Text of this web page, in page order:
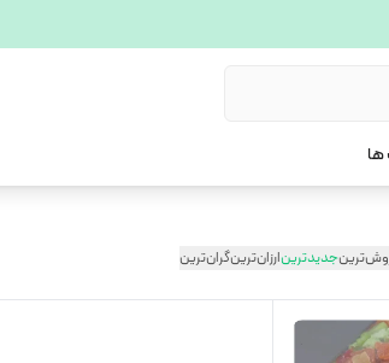
جدیدترینارزان‌ترینگران‌ترین